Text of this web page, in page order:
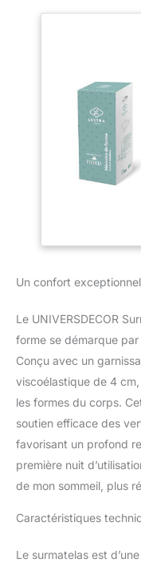
Un confort exceptionnel
Le UNIVERSDECOR
forme se démarque
Conçu avec un
viscoélastique de 4
les formes du corps.
soutien efficace des
favorisant un profond
première nuit
de mon sommeil, plus
Caractéristiques
Le surmatelas est